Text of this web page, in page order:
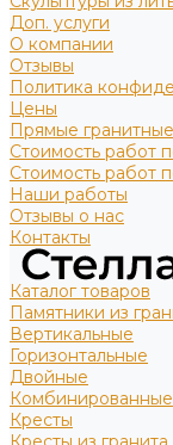
Доп. услуги
О компании
Отзывы
Политика
Цены
Прямые
Стоимость работ
Стоимость работ
Наши работы
Отзывы о нас
Контакты
Каталог товаров
Памятники из
Вертикальные
Горизонтальные
Двойные
Комбинированные
Кресты